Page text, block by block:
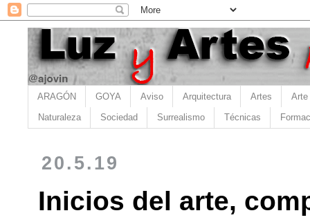
ARAGÓN GOYA Aviso Arquitectura Artes Arte
Naturaleza Sociedad Surrealismo Técnicas
20.5.19
Inicios del arte,